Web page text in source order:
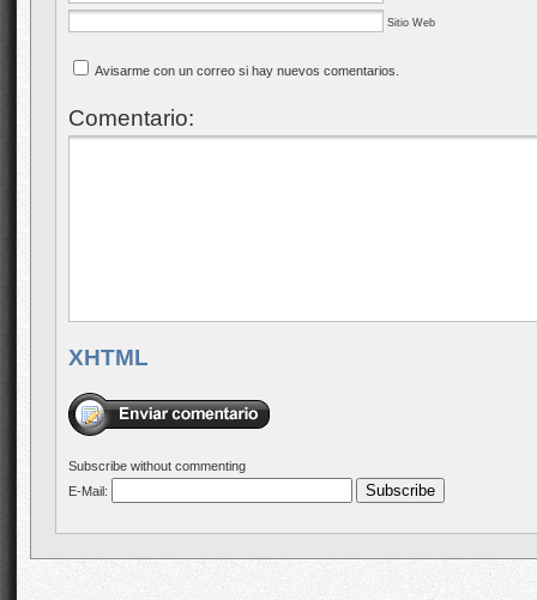
Sitio Web
Avisarme con un correo si hay nuevos comentarios.
Comentario:
XHTML
Subscribe without commenting
E-Mail: